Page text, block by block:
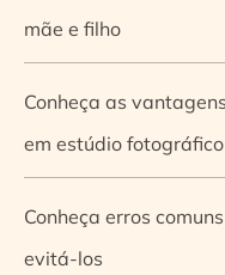
mãe e filho
Conheça as
em estúdio fotográfico
Conheça erros
evitá-los